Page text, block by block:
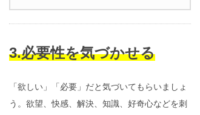
3.必要性を気づかせる
「欲しい」「必要」だと気づいてもらいましょ
う。欲望、快感、解決、知識、好奇心などを刺